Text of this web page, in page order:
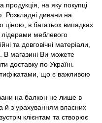
продукція, на яку покупці
Розкладні дивани на
в багатьох випадках
меблевого
та довговічні матеріали,
В магазині Ви можете
доставку по Україні.
що є важливою
на балкон не лише в
й з урахуванням власних
клієнтам та створює